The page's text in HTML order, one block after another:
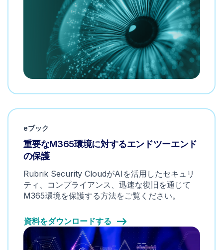
eブック
重要なM365環境に対するエンドツーエンド
の保護
Rubrik Security CloudがAIを活用したセキュリ
ティ、コンプライアンス、迅速な復旧を通じて
M365環境を保護する方法をご覧ください。
資料をダウンロードする